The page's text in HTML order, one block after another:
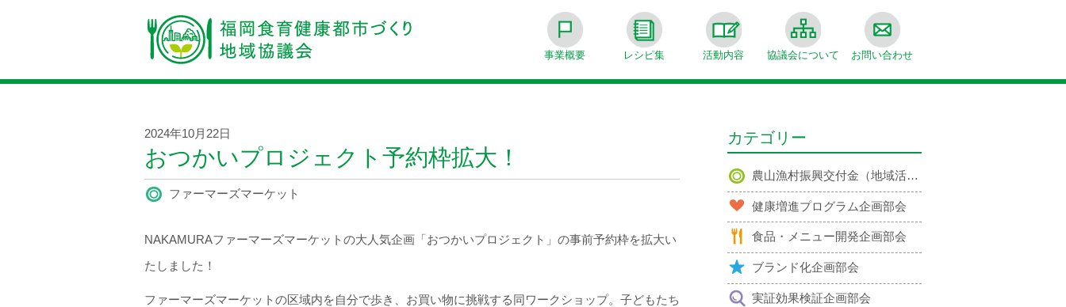
事業概要 レシピ集 活動内容 協議会について お問い合わせ
2024年10月22日
おつかいプロジェクト予約枠拡大！
ファーマーズマーケット
NAKAMURAファーマーズマーケットの大人気企画「おつかいプロジェクト」の事前予約枠を拡大い
たしました！
ファーマーズマーケットの区域内を自分で歩き、お買い物に挑戦する同ワークショップ。子どもたち
カテゴリー
農山漁村振興交付金（地域活性化対策）事業
健康増進プログラム企画部会
食品・メニュー開発企画部会
ブランド化企画部会
実証効果検証企画部会